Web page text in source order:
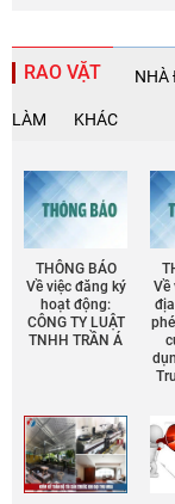
RAO VẶT NHÀ
LÀM KHÁC
THÔNG BÁO
Về việc đăng ký
hoạt động:
CÔNG TY LUẬT
TNHH TRẦN Á
Về